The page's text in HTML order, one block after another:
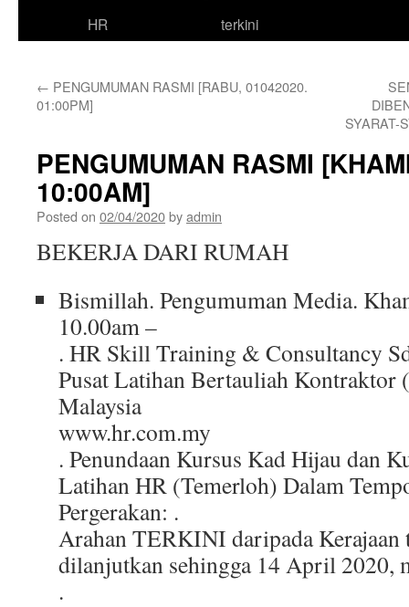
HR
terkini
← PENGUMUMAN RASMI [RABU, 01042020.
01:00PM]
SYARAT-
PENGUMUMAN RASMI
10:00AM]
Posted on 02/04/2020byadmin
BEKERJA DARI RUMAH
Bismillah. Pengumuman Media.
10.00am –
. HR Skill Training & Consultancy
Pusat Latihan Bertauliah
Malaysia
www.hr.com.my
. Penundaan Kursus Kad Hijau dan
Latihan HR (Temerloh) Dalam
Pergerakan: .
Arahan TERKINI daripada Kerajaan
dilanjutkan sehingga 14 April 2020,
.